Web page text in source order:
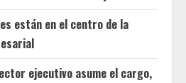
están en el centro de la
ejecutivo asume el cargo,